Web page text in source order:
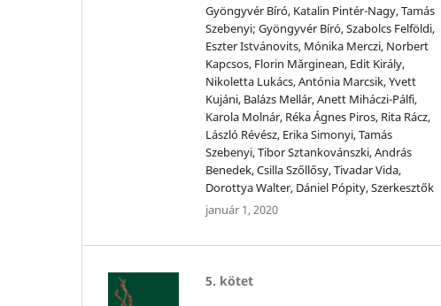
Gyöngyvér Bíró, Katalin Pintér-Nagy, Tamás
Szebenyi; Gyöngyvér Bíró, Szabolcs Felföldi,
Eszter Istvánovits, Mónika Merczi, Norbert
Kapcsos, Florin Mărginean, Edit Király,
Nikoletta Lukács, Antónia Marcsik, Yvett
Kujáni, Balázs Mellár, Anett Miháczi-Pálfi,
Karola Molnár, Réka Ágnes Piros, Rita Rácz,
László Révész, Erika Simonyi, Tamás
Szebenyi, Tibor Sztankovánszki, András
Benedek, Csilla Szőllősy, Tivadar Vida,
Dorottya Walter, Dániel Pópity, Szerkesztők
január 1, 2020
5. kötet